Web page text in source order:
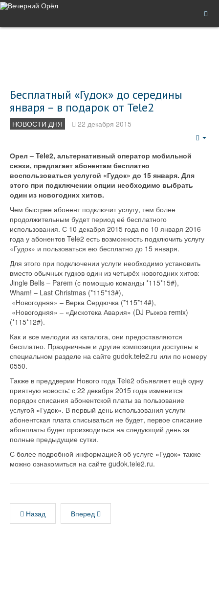
Бесплатный «Гудок» до середины
января – в подарок от Tele2
НОВОСТИ ДНЯ 22 декабря 2015
Орел – Tele2, альтернативный оператор мобильной
связи, предлагает абонентам бесплатно
воспользоваться услугой «Гудок» до 15 января. Для
этого при подключении опции необходимо выбрать
один из новогодних хитов.
Чем быстрее абонент подключит услугу, тем более
продолжительным будет период её бесплатного
использования. С 10 декабря 2015 года по 10 января 2016
года у абонентов Tele2 есть возможность подключить услугу
«Гудок» и пользоваться ею бесплатно до 15 января.
Для этого при подключении услуги необходимо установить
вместо обычных гудков один из четырёх новогодних хитов:
Jingle Bells – Parem (с помощью команды *115*15#),
Wham! – Last Christmas (*115*13#),
«Новогодняя» – Верка Сердючка (*115*14#),
«Новогодняя» – «Дискотека Авария» (DJ Рыжов remix)
(*115*12#).
Как и все мелодии из каталога, они предоставляются
бесплатно. Праздничные и другие композиции доступны в
специальном разделе на сайте gudok.tele2.ru или по номеру
0550.
Также в преддверии Нового года Tele2 объявляет ещё одну
приятную новость: с 22 декабря 2015 года изменится
порядок списания абонентской платы за пользование
услугой «Гудок». В первый день использования услуги
абонентская плата списываться не будет, первое списание
абонплаты будет производиться на следующий день за
полные предыдущие сутки.
С более подробной информацией об услуге «Гудок» также
можно ознакомиться на сайте gudok.tele2.ru.
Назад Вперед